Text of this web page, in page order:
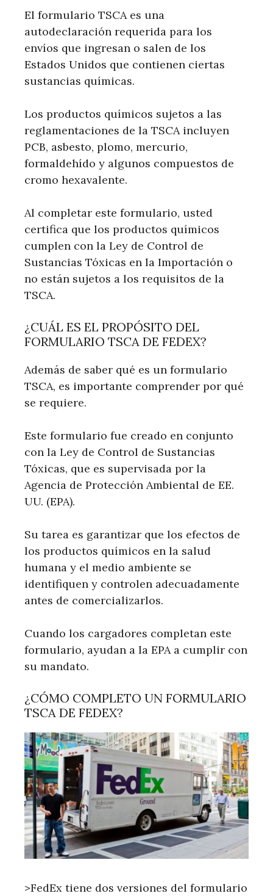
El formulario TSCA es una
autodeclaración requerida para los
envíos que ingresan o salen de los
Estados Unidos que contienen ciertas
sustancias químicas.
Los productos químicos sujetos a las
reglamentaciones de la TSCA incluyen
PCB, asbesto, plomo, mercurio,
formaldehído y algunos compuestos de
cromo hexavalente.
Al completar este formulario, usted
certifica que los productos químicos
cumplen con la Ley de Control de
Sustancias Tóxicas en la Importación o
no están sujetos a los requisitos de la
TSCA.
¿CUÁL ES EL PROPÓSITO DEL
FORMULARIO TSCA DE FEDEX?
Además de saber qué es un formulario
TSCA, es importante comprender por qué
se requiere.
Este formulario fue creado en conjunto
con la Ley de Control de Sustancias
Tóxicas, que es supervisada por la
Agencia de Protección Ambiental de EE.
UU. (EPA).
Su tarea es garantizar que los efectos de
los productos químicos en la salud
humana y el medio ambiente se
identifiquen y controlen adecuadamente
antes de comercializarlos.
Cuando los cargadores completan este
formulario, ayudan a la EPA a cumplir con
su mandato.
¿CÓMO COMPLETO UN FORMULARIO
TSCA DE FEDEX?
>FedEx tiene dos versiones del formulario